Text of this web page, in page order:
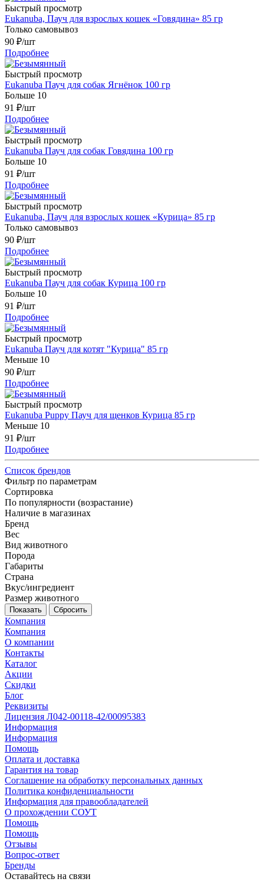
Быстрый просмотр
Eukanuba, Пауч для взрослых кошек «Говядина» 85 гр
Только самовывоз
90 ₽/шт
Подробнее
Быстрый просмотр
Eukanuba Пауч для собак Ягнёнок 100 гр
Больше 10
91 ₽/шт
Подробнее
Быстрый просмотр
Eukanuba Пауч для собак Говядина 100 гр
Больше 10
91 ₽/шт
Подробнее
Быстрый просмотр
Eukanuba, Пауч для взрослых кошек «Курица» 85 гр
Только самовывоз
90 ₽/шт
Подробнее
Быстрый просмотр
Eukanuba Пауч для собак Курица 100 гр
Больше 10
91 ₽/шт
Подробнее
Быстрый просмотр
Eukanuba Пауч для котят "Курица" 85 гр
Меньше 10
90 ₽/шт
Подробнее
Быстрый просмотр
Eukanuba Puppy Пауч для щенков Курица 85 гр
Меньше 10
91 ₽/шт
Подробнее
Список брендов
Фильтр по параметрам
Сортировка
По популярности (возрастание)
Наличие в магазинах
Бренд
Вес
Вид животного
Порода
Габариты
Страна
Вкус/ингредиент
Размер животного
Сбросить
Компания
Компания
О компании
Контакты
Каталог
Акции
Скидки
Блог
Реквизиты
Лицензия Л042-00118-42/00095383
Информация
Информация
Помощь
Оплата и доставка
Гарантия на товар
Соглашение на обработку персональных данных
Политика конфиденциальности
Информация для правообладателей
О прохождении СОУТ
Помощь
Помощь
Отзывы
Вопрос-ответ
Бренды
Оставайтесь на связи